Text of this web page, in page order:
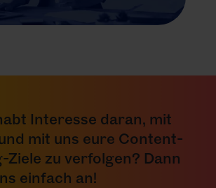
Interesse daran, mit
mit uns eure Content-
Ziele zu verfolgen? Dann
einfach an!